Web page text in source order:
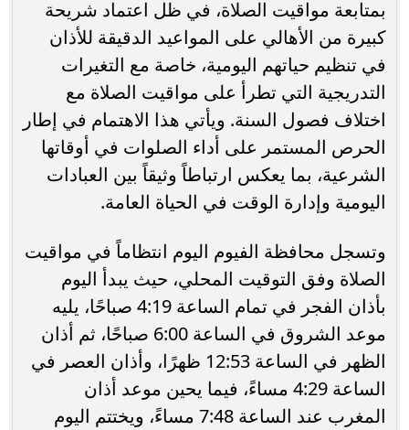
بمتابعة مواقيت الصلاة، في ظل اعتماد شريحة
كبيرة من الأهالي على المواعيد الدقيقة للأذان
في تنظيم حياتهم اليومية، خاصة مع التغيرات
التدريجية التي تطرأ على مواقيت الصلاة مع
اختلاف فصول السنة. ويأتي هذا الاهتمام في إطار
الحرص المستمر على أداء الصلوات في أوقاتها
الشرعية، بما يعكس ارتباطاً وثيقاً بين العبادات
اليومية وإدارة الوقت في الحياة العامة.
وتسجل محافظة الفيوم اليوم انتظاماً في مواقيت
الصلاة وفق التوقيت المحلي، حيث يبدأ اليوم
بأذان الفجر في تمام الساعة 4:19 صباحًا، يليه
موعد الشروق في الساعة 6:00 صباحًا، ثم أذان
الظهر في الساعة 12:53 ظهرًا، وأذان العصر في
الساعة 4:29 مساءً، فيما يحين موعد أذان
المغرب عند الساعة 7:48 مساءً، ويختتم اليوم